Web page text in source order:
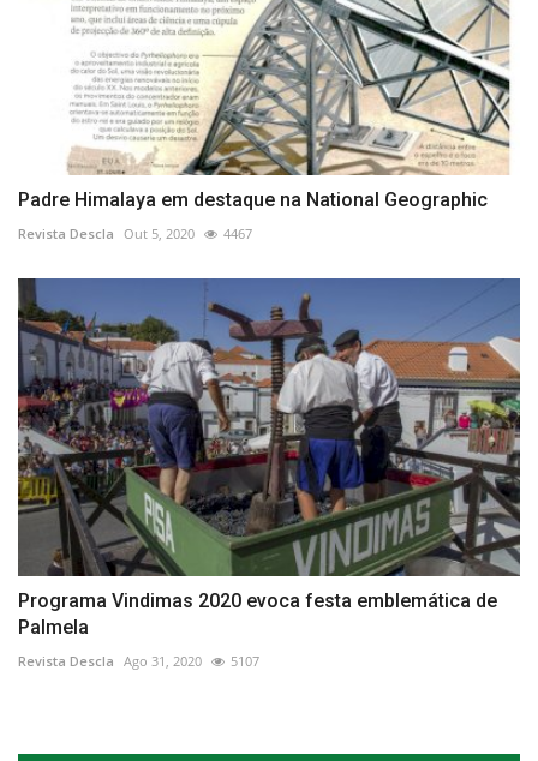
Padre Himalaya em destaque na National Geographic
Revista Descla Out 5, 2020 4467
Programa Vindimas 2020 evoca festa emblemática de
Palmela
Revista Descla Ago 31, 2020 5107